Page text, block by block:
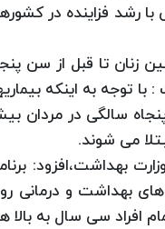
رشد فزاینده در
زنان تا قبل از سن
توجه به اینکه
سالگی در مردان
می شوند.
بهداشت،افزود:
بهداشت و درمانی
سی سال به بالا